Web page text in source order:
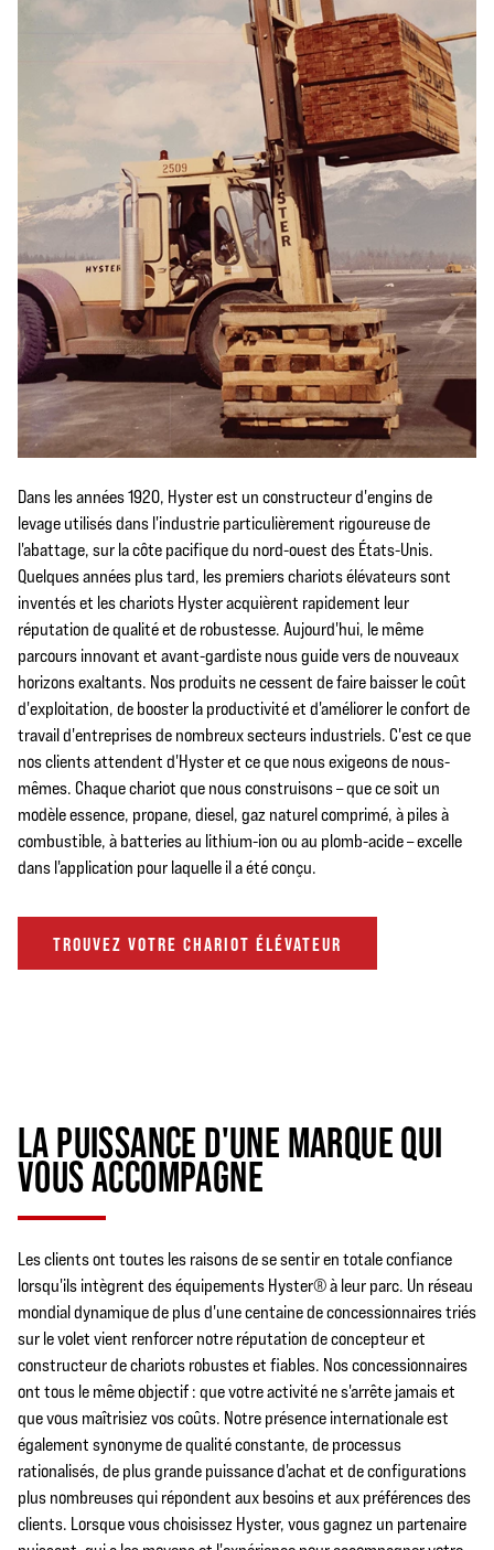
Dans les années 1920, Hyster est un constructeur d'engins de
levage utilisés dans l'industrie particulièrement rigoureuse de
l'abattage, sur la côte pacifique du nord-ouest des États-Unis.
Quelques années plus tard, les premiers chariots élévateurs sont
inventés et les chariots Hyster acquièrent rapidement leur
réputation de qualité et de robustesse. Aujourd'hui, le même
parcours innovant et avant-gardiste nous guide vers de nouveaux
horizons exaltants. Nos produits ne cessent de faire baisser le coût
d'exploitation, de booster la productivité et d'améliorer le confort de
travail d'entreprises de nombreux secteurs industriels. C'est ce que
nos clients attendent d'Hyster et ce que nous exigeons de nous-
mêmes. Chaque chariot que nous construisons – que ce soit un
modèle essence, propane, diesel, gaz naturel comprimé, à piles à
combustible, à batteries au lithium-ion ou au plomb-acide – excelle
dans l'application pour laquelle il a été conçu.
TROUVEZ VOTRE CHARIOT ÉLÉVATEUR
LA PUISSANCE D'UNE MARQUE QUI
VOUS ACCOMPAGNE
Les clients ont toutes les raisons de se sentir en totale confiance
lorsqu'ils intègrent des équipements Hyster® à leur parc. Un réseau
mondial dynamique de plus d'une centaine de concessionnaires triés
sur le volet vient renforcer notre réputation de concepteur et
constructeur de chariots robustes et fiables. Nos concessionnaires
ont tous le même objectif : que votre activité ne s'arrête jamais et
que vous maîtrisiez vos coûts. Notre présence internationale est
également synonyme de qualité constante, de processus
rationalisés, de plus grande puissance d'achat et de configurations
plus nombreuses qui répondent aux besoins et aux préférences des
clients. Lorsque vous choisissez Hyster, vous gagnez un partenaire